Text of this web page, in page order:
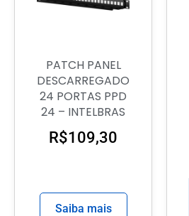
PATCH PANEL
DESCARREGADO
24 PORTAS PPD
24 – INTELBRAS
R$109,30
Saiba mais